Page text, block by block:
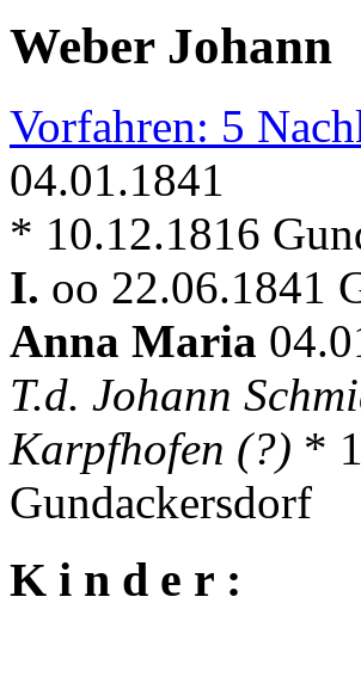
Weber Johann
Vorfahren: 5
04.01.1841
* 10.12.1816
I. oo 22.06.1841
Anna Maria
T.d. Johann
Karpfhofen (?) *
Gundackersdorf
K i n d e r :